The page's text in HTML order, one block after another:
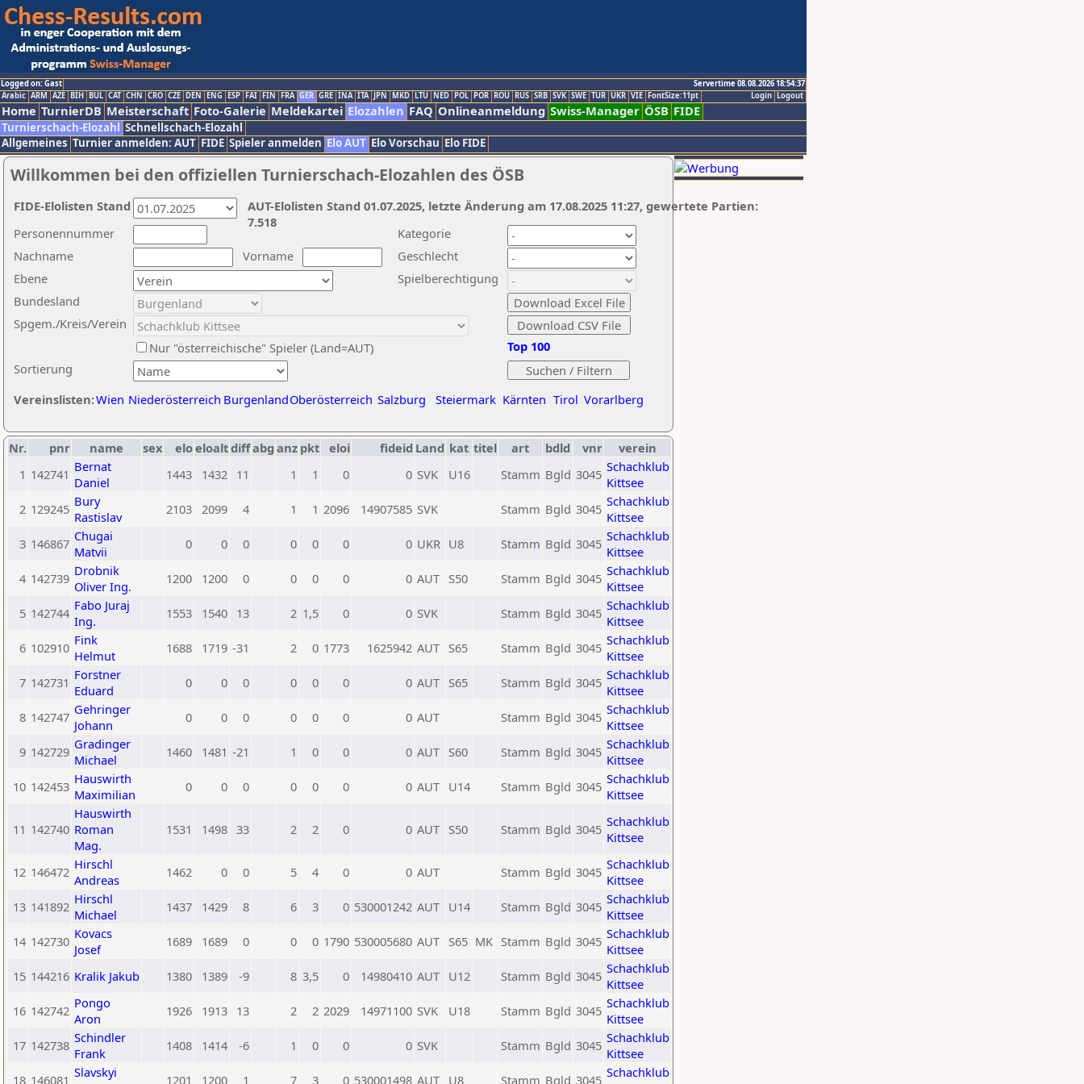
Logged on: Gast
Servertime 08.08.2026 18:54:37
Logout
Login
Arabic ARM AZE BIH BUL CAT CHN CRO CZE DEN ENG ESP FAI FIN FRA GER GRE INA ITA JPN MKD LTU NED POL POR ROU RUS SRB SVK SWE TUR UKR VIE FontSize:11pt
Home TurnierDB Meisterschaft Foto-Galerie Meldekartei Elozahlen FAQ Onlineanmeldung Swiss-Manager ÖSB FIDE
Turnierschach-Elozahl Schnellschach-Elozahl
Allgemeines Turnier anmelden: AUT FIDE Spieler anmelden Elo AUT Elo Vorschau Elo FIDE
Willkommen bei den offiziellen Turnierschach-Elozahlen des ÖSB
Nachname
Vorname
Ebene
Kategorie
Sortierung
Personennummer
Bundesland
Spgem./Kreis/Verein
Geschlecht
Nur "österreichische" Spieler (Land=AUT)
Spielberechtigung
Vereinslisten:Wien Niederösterreich BurgenlandOberösterreich Salzburg Steiermark Kärnten Tirol Vorarlberg
Top 100
AUT-Elolisten Stand 01.07.2025, letzte Änderung am 17.08.2025 11:27, gewertete Partien:
7.518
FIDE-Elolisten Stand
Nr. pnr name sex eloeloaltdiffabg anz pkt eloi fideid Land kat titel art bdld vnr
verein
1 142741 Bernat
Daniel
1443 1432 11 1 1 0 0 SVK U16 Stamm Bgld 3045 Schachklub
Kittsee
2 129245 Bury
Rastislav
2103 2099 4 1 1 2096 14907585 SVK Stamm Bgld 3045 Schachklub
Kittsee
3 146867 Chugai
Matvii
0 0 0 0 0 0 0 UKR U8 Stamm Bgld 3045 Schachklub
Kittsee
4 142739 Drobnik
Oliver Ing.
1200 1200 0 0 0 0 0 AUT S50 Stamm Bgld 3045 Schachklub
Kittsee
5 142744 Fabo Juraj
Ing.
1553 1540 13 2 1,5 0 0 SVK Stamm Bgld 3045 Schachklub
Kittsee
6 102910 Fink
Helmut
1688 1719 -31 2 0 1773 1625942 AUT S65 Stamm Bgld 3045 Schachklub
Kittsee
7 142731 Forstner
Eduard
0 0 0 0 0 0 0 AUT S65 Stamm Bgld 3045 Schachklub
Kittsee
8 142747 Gehringer
Johann
0 0 0 0 0 0 0 AUT Stamm Bgld 3045 Schachklub
Kittsee
9 142729 Gradinger
Michael
1460 1481 -21 1 0 0 0 AUT S60 Stamm Bgld 3045 Schachklub
Kittsee
10 142453 Hauswirth
Maximilian
0 0 0 0 0 0 0 AUT U14 Stamm Bgld 3045 Schachklub
Kittsee
11 142740
Hauswirth
Roman
Mag.
1531 1498 33 2 2 0 0 AUT S50 Stamm Bgld 3045 Schachklub
Kittsee
12 146472 Hirschl
Andreas
1462 0 0 5 4 0 0 AUT Stamm Bgld 3045 Schachklub
Kittsee
13 141892 Hirschl
Michael
1437 1429 8 6 3 0 530001242 AUT U14 Stamm Bgld 3045 Schachklub
Kittsee
14 142730 Kovacs
Josef
1689 1689 0 0 0 1790 530005680 AUT S65 MK Stamm Bgld 3045 Schachklub
Kittsee
15 144216 Kralik Jakub 1380 1389 -9 8 3,5 0 14980410 AUT U12 Stamm Bgld 3045 Schachklub
Kittsee
16 142742 Pongo
Aron
1926 1913 13 2 2 2029 14971100 SVK U18 Stamm Bgld 3045 Schachklub
Kittsee
17 142738 Schindler
Frank
1408 1414 -6 1 0 0 0 SVK Stamm Bgld 3045 Schachklub
Kittsee
18 146081 Slavskyi
1201 1200 1 7 3 0 530001498 AUT U8 Stamm Bgld 3045 Schachklub